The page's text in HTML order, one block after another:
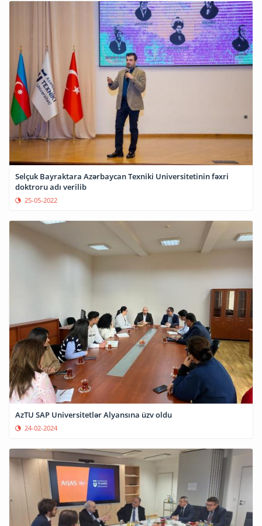
Selçuk Bayraktara Azərbaycan Texniki Universitetinin fəxri
doktroru adı verilib
25-05-2022
AzTU SAP Universitetlər Alyansına üzv oldu
24-02-2024